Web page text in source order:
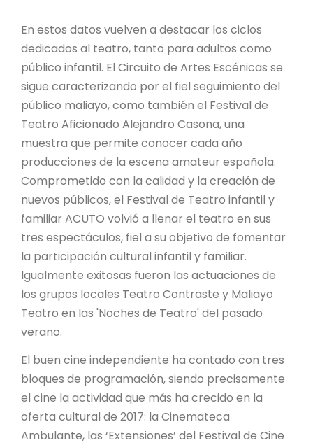
En estos datos vuelven a destacar los ciclos
dedicados al teatro, tanto para adultos como
público infantil. El Circuito de Artes Escénicas se
sigue caracterizando por el fiel seguimiento del
público maliayo, como también el Festival de
Teatro Aficionado Alejandro Casona, una
muestra que permite conocer cada año
producciones de la escena amateur española.
Comprometido con la calidad y la creación de
nuevos públicos, el Festival de Teatro infantil y
familiar ACUTO volvió a llenar el teatro en sus
tres espectáculos, fiel a su objetivo de fomentar
la participación cultural infantil y familiar.
Igualmente exitosas fueron las actuaciones de
los grupos locales Teatro Contraste y Maliayo
Teatro en las 'Noches de Teatro' del pasado
verano.
El buen cine independiente ha contado con tres
bloques de programación, siendo precisamente
el cine la actividad que más ha crecido en la
oferta cultural de 2017: la Cinemateca
Ambulante, las ‘Extensiones’ del Festival de Cine